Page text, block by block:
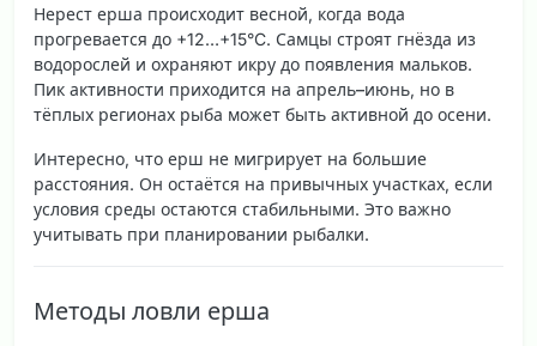
Нерест ерша происходит весной, когда вода
прогревается до +12…+15°C. Самцы строят гнёзда из
водорослей и охраняют икру до появления мальков.
Пик активности приходится на апрель–июнь, но в
тёплых регионах рыба может быть активной до осени.
Интересно, что ерш не мигрирует на большие
расстояния. Он остаётся на привычных участках, если
условия среды остаются стабильными. Это важно
учитывать при планировании рыбалки.
Методы ловли ерша